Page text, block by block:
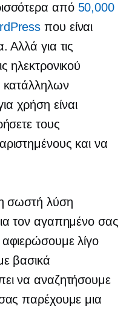
από 50,000
που είναι
Αλλά για τις
ηλεκτρονικού
κατάλληλων
χρήση είναι
τους
και να
σωστή λύση
τον αγαπημένο σας
λίγο
βασικά
να αναζητήσουμε
παρέχουμε μια